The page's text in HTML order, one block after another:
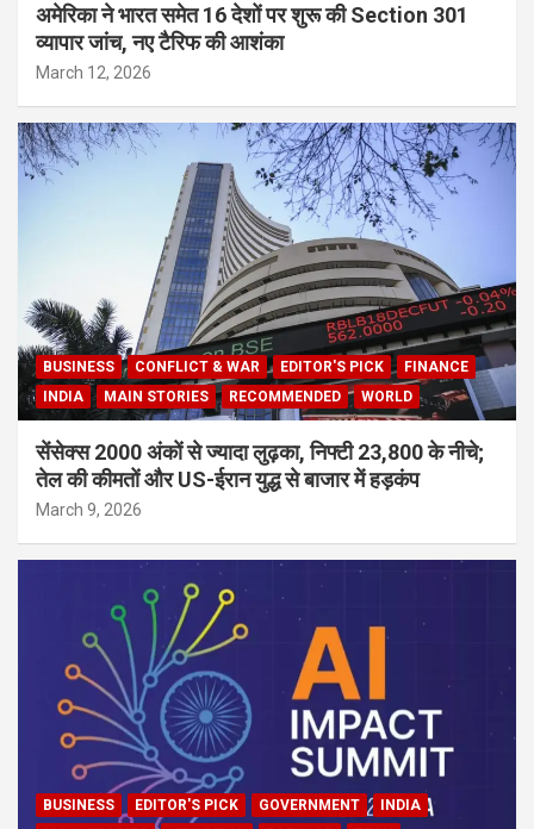
अमेरिका ने भारत समेत 16 देशों पर शुरू की Section 301
व्यापार जांच, नए टैरिफ की आशंका
March 12, 2026
BUSINESS CONFLICT & WAR EDITOR'S PICK
FINANCE
INDIA
MAIN STORIES RECOMMENDED WORLD
सेंसेक्स 2000 अंकों से ज्यादा लुढ़का, निफ्टी 23,800 के नीचे;
तेल की कीमतों और US-ईरान युद्ध से बाजार में हड़कंप
March 9, 2026
BUSINESS EDITOR'S PICK GOVERNMENT
INDIA